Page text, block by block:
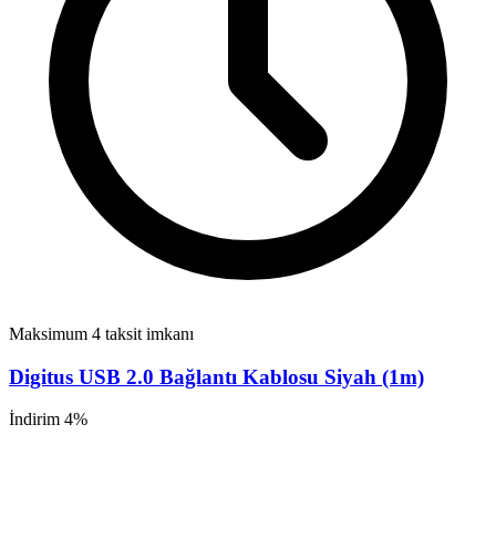
Maksimum 4 taksit imkanı
Digitus USB 2.0 Bağlantı Kablosu Siyah (1m)
İndirim 4%